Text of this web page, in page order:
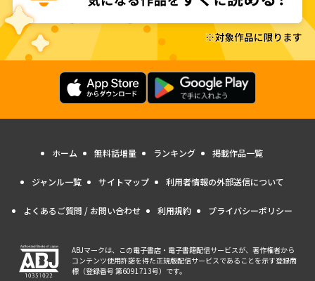
ホーム 無料話増量 ランキング 掲載作品一覧
ジャンル一覧 サイトマップ 利用者情報の外部送信について
よくあるご質問 / お問い合わせ 利用規約 プライバシーポリシー
ABJマークは、この電子書店・電子書籍配信サービスが、著作権者から
コンテンツ使用許諾を得た正規版配信サービスであることを示す登録商
標（登録番号 第6091713号）です。